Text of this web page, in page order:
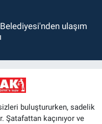
ulaşım
buluştururken, sadelik
Şatafattan kaçınıyor ve